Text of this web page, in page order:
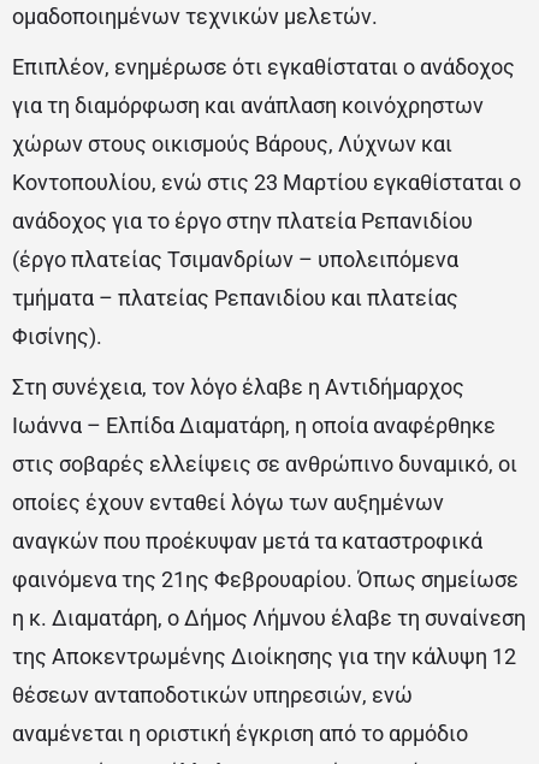
ομαδοποιημένων τεχνικών μελετών.
Επιπλέον, ενημέρωσε ότι εγκαθίσταται ο ανάδοχος
για τη διαμόρφωση και ανάπλαση κοινόχρηστων
χώρων στους οικισμούς Βάρους, Λύχνων και
Κοντοπουλίου, ενώ στις 23 Μαρτίου εγκαθίσταται ο
ανάδοχος για το έργο στην πλατεία Ρεπανιδίου
(έργο πλατείας Τσιμανδρίων – υπολειπόμενα
τμήματα – πλατείας Ρεπανιδίου και πλατείας
Φισίνης).
Στη συνέχεια, τον λόγο έλαβε η Αντιδήμαρχος
Ιωάννα – Ελπίδα Διαματάρη, η οποία αναφέρθηκε
στις σοβαρές ελλείψεις σε ανθρώπινο δυναμικό, οι
οποίες έχουν ενταθεί λόγω των αυξημένων
αναγκών που προέκυψαν μετά τα καταστροφικά
φαινόμενα της 21ης Φεβρουαρίου. Όπως σημείωσε
η κ. Διαματάρη, ο Δήμος Λήμνου έλαβε τη συναίνεση
της Αποκεντρωμένης Διοίκησης για την κάλυψη 12
θέσεων ανταποδοτικών υπηρεσιών, ενώ
αναμένεται η οριστική έγκριση από το αρμόδιο